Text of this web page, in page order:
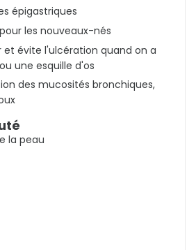
épigastriques
les nouveaux-nés
et évite l'ulcération quand on a
une esquille d'os
des mucosités bronchiques,
la peau